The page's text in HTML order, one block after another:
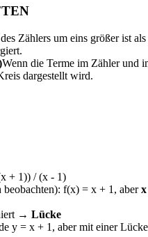
Zählers um eins größer ist
Wenn die Terme im Zähler und
dargestellt wird.
+ 1)) / (x - 1)
f(x) = x + 1, aberx
→ Lücke
y = x + 1, aber mit einer